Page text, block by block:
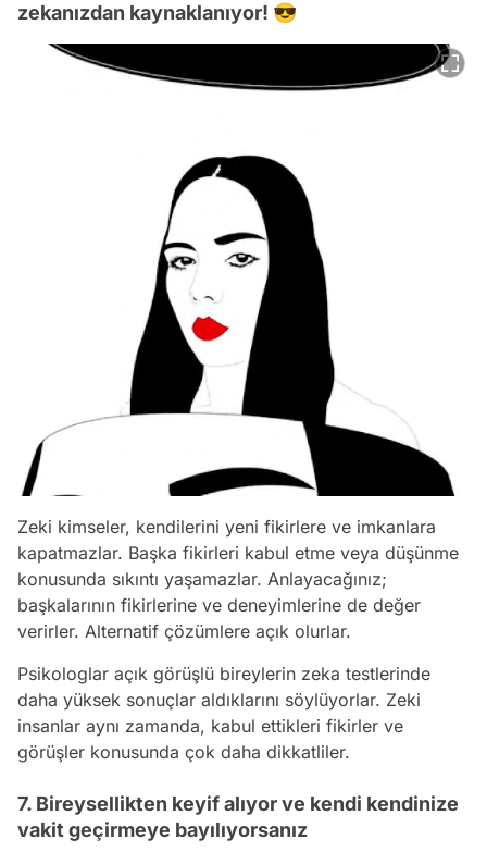
zekanızdan kaynaklanıyor! 😎
Zeki kimseler, kendilerini yeni fikirlere ve imkanlara
kapatmazlar. Başka fikirleri kabul etme veya düşünme
konusunda sıkıntı yaşamazlar. Anlayacağınız;
başkalarının fikirlerine ve deneyimlerine de değer
verirler. Alternatif çözümlere açık olurlar.
Psikologlar açık görüşlü bireylerin zeka testlerinde
daha yüksek sonuçlar aldıklarını söylüyorlar. Zeki
insanlar aynı zamanda, kabul ettikleri fikirler ve
görüşler konusunda çok daha dikkatliler.
7. Bireysellikten keyif alıyor ve kendi kendinize
vakit geçirmeye bayılıyorsanız